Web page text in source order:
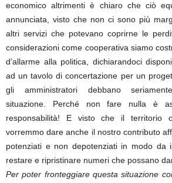
economico altrimenti è chiaro che ciò
annunciata, visto che non ci sono più
altri servizi che potevano coprirne le
considerazioni come cooperativa siamo
d’allarme alla politica, dichiarandoci
ad un tavolo di concertazione per un
gli amministratori debbano
situazione. Perché non fare nulla è
responsabilità! E visto che il territorio
vorremmo dare anche il nostro contributo
potenziati e non depotenziati in modo da
restare e ripristinare numeri che possano
Per poter fronteggiare questa situazione